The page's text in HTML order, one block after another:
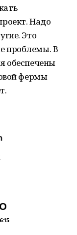
Надо
Это
проблемы. В
обеспечены
фермы